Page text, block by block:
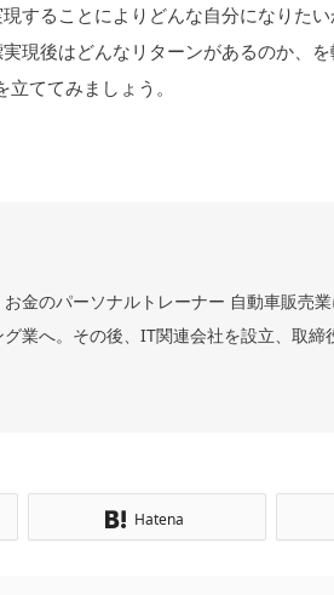
することによりどんな自分になりた
現後はどんなリターンがあるのか、
ててみましょう。
お金のパーソナルトレーナー 自動車販売
業へ。その後、IT関連会社を設立、取締
Hatena